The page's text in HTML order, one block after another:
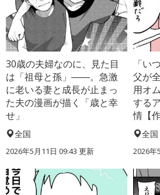
30歳の夫婦なのに、見た目
は「祖母と孫」――。急激
に老いる妻と成長が止まっ
た夫の漫画が描く「歳と幸
せ」
全国
2026年5月11日 09:43 更新
「い
父が
用オ
する
情【
全国
2026年